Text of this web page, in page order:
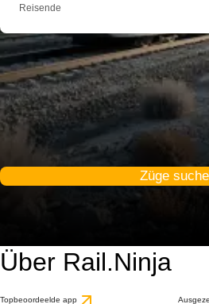
Reisende
Züge
Über Rail.Ninja
Topbeoordeelde app